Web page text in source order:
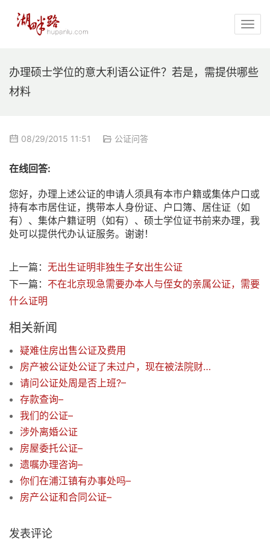
办理硕士学位的意大利语公证件？若是，需提供哪些
材料
08/29/2015 11:51 公证问答
在线回答:
您好，办理上述公证的申请人须具有本市户籍或集体户口或
持有本市居住证，携带本人身份证、户口簿、居住证（如
有）、集体户籍证明（如有）、硕士学位证书前来办理，我
处可以提供代办认证服务。谢谢！
上一篇： 无出生证明非独生子女出生公证
下一篇： 不在北京现急需要办本人与侄女的亲属公证，需要
什么证明
相关新闻
疑难住房出售公证及费用
房产被公证处公证了未过户，现在被法院财产保全了，该怎么办？
请问公证处周是否上班?–
存款查询–
我们的公证–
涉外离婚公证
房屋委托公证–
遗嘱办理咨询–
你们在浦江镇有办事处吗–
房产公证和合同公证–
发表评论